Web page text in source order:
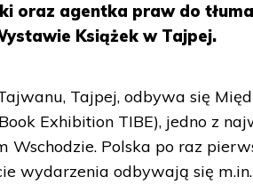
oraz agentka praw do
Książek w Tajpej.
Tajpej, odbywa się
Exhibition TIBE), jedno z
Wschodzie. Polska po raz
wydarzenia odbywają się